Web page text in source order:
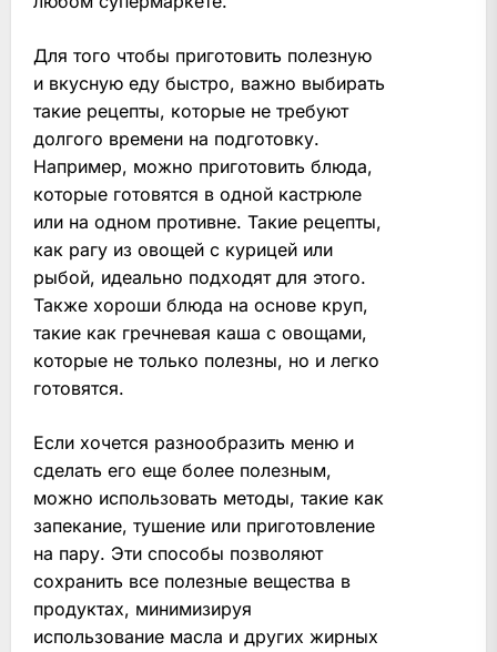
Для того чтобы приготовить полезную
и вкусную еду быстро, важно выбирать
такие рецепты, которые не требуют
долгого времени на подготовку.
Например, можно приготовить блюда,
которые готовятся в одной кастрюле
или на одном противне. Такие рецепты,
как рагу из овощей с курицей или
рыбой, идеально подходят для этого.
Также хороши блюда на основе круп,
такие как гречневая каша с овощами,
которые не только полезны, но и легко
готовятся.
Если хочется разнообразить меню и
сделать его еще более полезным,
можно использовать методы, такие как
запекание, тушение или приготовление
на пару. Эти способы позволяют
сохранить все полезные вещества в
продуктах, минимизируя
использование масла и других жирных